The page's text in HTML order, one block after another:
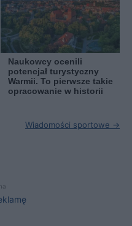
Naukowcy ocenili
potencjał turystyczny
Warmii. To pierwsze takie
opracowanie w historii
Wiadomości sportowe →